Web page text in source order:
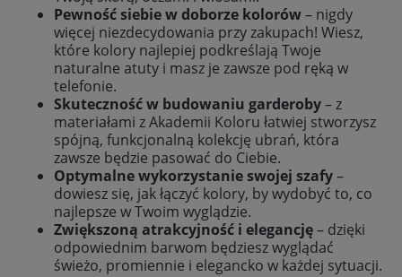
Pewność siebie w doborze kolorów– nigdy
więcej niezdecydowania przy zakupach! Wiesz,
które kolory najlepiej podkreślają Twoje
naturalne atuty i masz je zawsze pod ręką w
telefonie.
Skuteczność w budowaniu garderoby– z
materiałami z Akademii Koloru łatwiej stworzysz
spójną, funkcjonalną kolekcję ubrań, która
zawsze będzie pasować do Ciebie.
Optymalne wykorzystanie swojej szafy–
dowiesz się, jak łączyć kolory, by wydobyć to, co
najlepsze w Twoim wyglądzie.
Zwiększoną atrakcyjność i elegancję– dzięki
odpowiednim barwom będziesz wyglądać
świeżo, promiennie i elegancko w każdej sytuacji.